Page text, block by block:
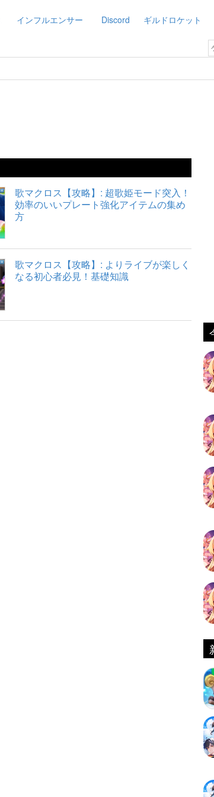
インフルエンサー Discord ギルドロケット
歌マクロス【攻略】: 超歌姫モード突入！
効率のいいプレート強化アイテムの集め
方
歌マクロス【攻略】: よりライブが楽しく
なる初心者必見！基礎知識